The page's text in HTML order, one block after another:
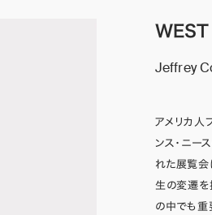
WEST
Jeffrey
アメリカ人
ンス・ニ
れた展覧会
生の変遷を
の中でも重